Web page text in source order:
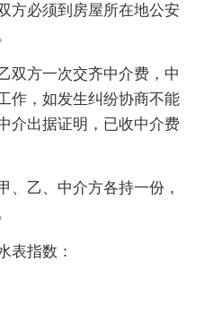
方必须到房屋所在地公安
双方一次交齐中介费，中
作，如发生纠纷协商不能
介出据证明，已收中介费
、乙、中介方各持一份，
表指数：